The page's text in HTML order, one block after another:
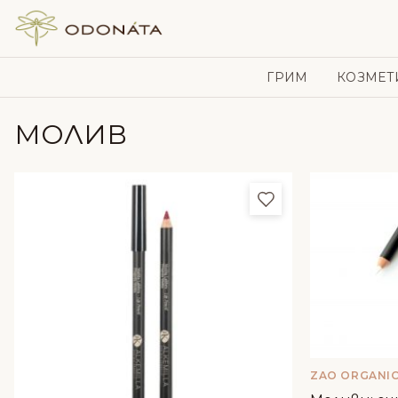
Skip to content
ГРИМ
МОЛИВ
Добави в
ZAO